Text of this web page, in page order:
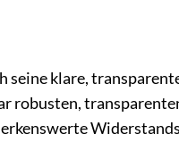
klare,
robusten,